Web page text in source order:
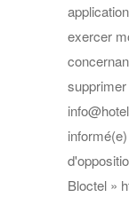
exercer
Bloctel »